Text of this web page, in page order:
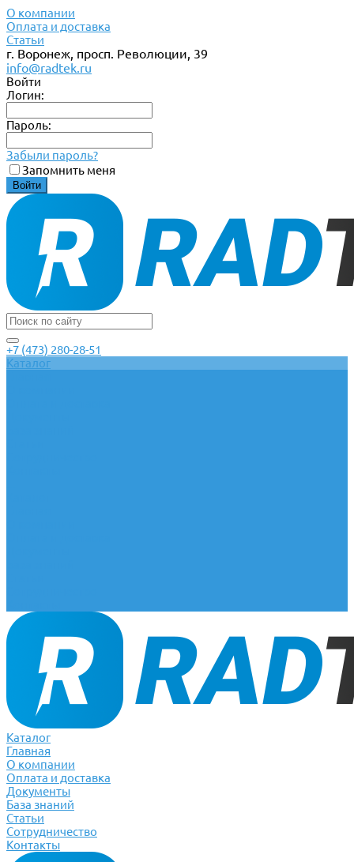
О компании
Оплата и доставка
Статьи
г. Воронеж, просп. Революции, 39
info@radtek.ru
Войти
Логин:
Пароль:
Забыли пароль?
Запомнить меня
+7 (473) 280-28-51
Каталог
Каталог
Главная
О компании
Оплата и доставка
Документы
База знаний
Статьи
Сотрудничество
Контакты